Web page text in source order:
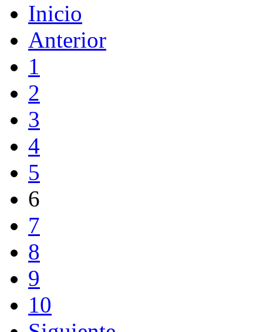
Inicio
Anterior
1
2
3
4
5
6
7
8
9
10